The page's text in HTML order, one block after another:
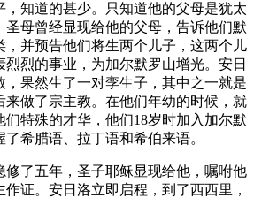
，知道的甚少。只知道他的父母是犹太
圣母曾经显现给他的父母，告诉他们默
，并预告他们将生两个儿子，这两个儿
烈的事业，为加尔默罗山增光。安日
，果然生了一对孪生子，其中之一就是
来做了宗主教。在他们年幼的时候，就
们特殊的才华，他们18岁时加入加尔默
希腊语、拉丁语和希伯来语。
修了五年，圣子耶稣显现给他，嘱咐他
证。安日洛立即启程，到了西西里，